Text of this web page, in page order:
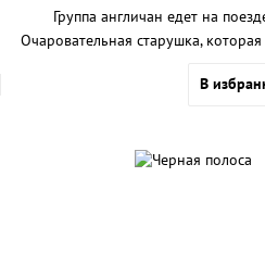
Группа англичан едет на
Очаровательная старушка,
В